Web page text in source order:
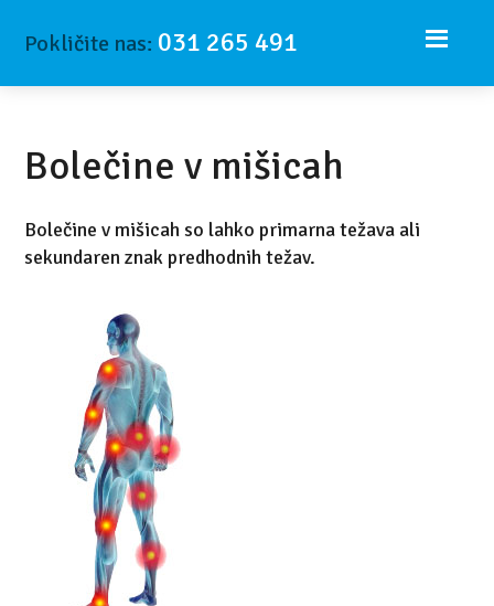
Pokličite nas: 031 265 491
Bolečine v mišicah
Bolečine v mišicah so lahko primarna težava ali
sekundaren znak predhodnih težav.